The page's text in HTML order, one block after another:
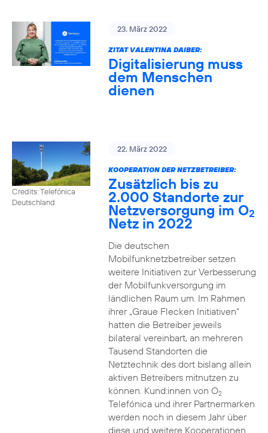
23. März 2022
ZITAT VALENTINA DAIBER:
Digitalisierung muss
dem Menschen
dienen
Credits: Telefónica
Deutschland
22. März 2022
KOOPERATION DER NETZBETREIBER:
Zusätzlich bis zu
2.000 Standorte zur
Netzversorgung im O2
Netz in 2022
Die deutschen
Mobilfunknetzbetreiber setzen
weitere Initiativen zur Verbesserung
der Mobilfunkversorgung im
ländlichen Raum um. Im Rahmen
ihrer „Graue Flecken Initiativen“
hatten die Betreiber jeweils
bilateral vereinbart, an mehreren
Tausend Standorten die
Netztechnik des dort bislang allein
aktiven Betreibers mitnutzen zu
können. Kund:innen von O2
Telefónica und ihrer Partnermarken
werden noch in diesem Jahr über
diese und weitere Kooperationen